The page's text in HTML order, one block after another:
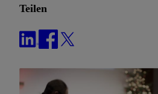
Teilen